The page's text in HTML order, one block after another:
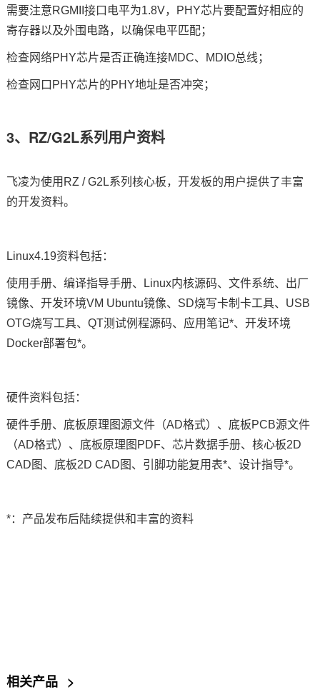
需要注意RGMII 接口电平为1.8V，PHY芯片要配置好相应的
寄存器以及外围电路，以确保电平匹配；
检查网络PHY芯片是否正确连接M DC、 M DIO总线；
检查网口 PHY芯片的PHY地址是否冲突；
3、RZ/G2L系列用户资料
飞凌为使用RZ / G2L系列核心板，开发板的用户提供了丰富
的开发资料。
Linux4.19资料包括：
使用手册、编译指导手册、 Linux内核源码、文件系统、出厂
镜像、 开发环境VM Ubuntu镜像、SD烧写卡制卡工具、USB
OTG烧写工具、QT测试例程源码、 应用笔记*、开发环境
Docker部署包*。
硬件资料包括：
硬件手册、底板原理图源文件（AD格式）、底板PCB源文件
（AD格式）、底板原理图PDF、芯片数据手册、核心板2D
CAD图、底板2D CAD图、引脚功能复用表*、设计指导*。
*：产品发布后陆续提供和丰富的资料
相关产品 >